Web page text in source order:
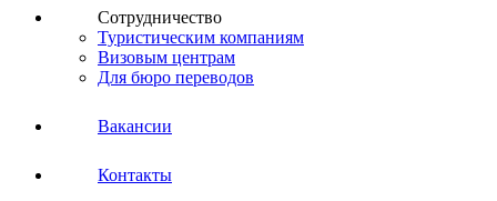
Сотрудничество
Туристическим компаниям
Визовым центрам
Для бюро переводов
Вакансии
Контакты